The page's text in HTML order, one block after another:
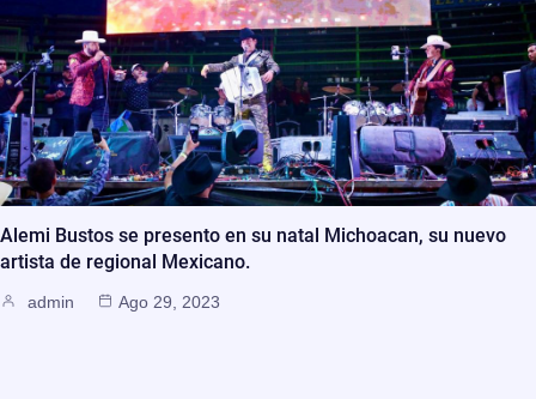
Alemi Bustos se presento en su natal Michoacan, su nuevo
artista de regional Mexicano.
admin Ago 29, 2023